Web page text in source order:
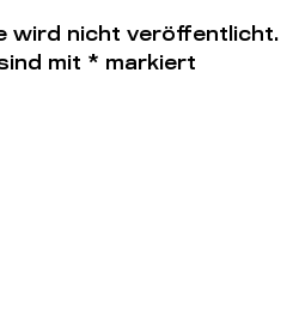
wird nicht veröffentlicht.
mit * markiert